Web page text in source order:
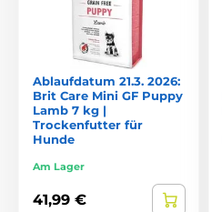
Ablaufdatum 21.3. 2026:
Brit Care Mini GF Puppy
Lamb 7 kg |
Trockenfutter für
Hunde
Am Lager
41,99 €